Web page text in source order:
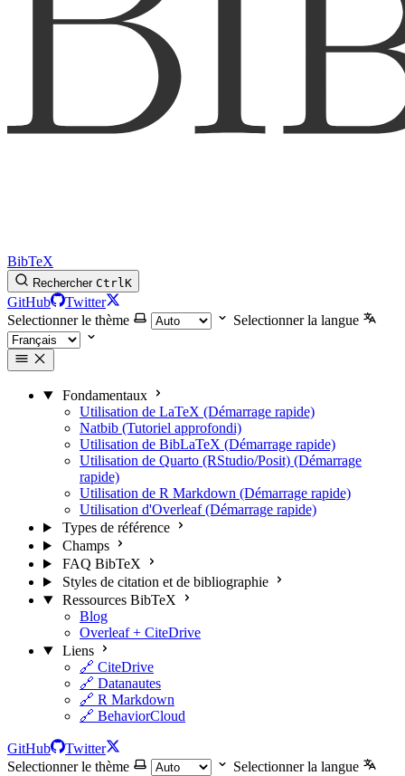
BibTeX
Rechercher CtrlK
GitHub
Twitter
Selectionner le thème
Selectionner la langue
Fondamentaux
Utilisation de LaTeX (Démarrage rapide)
Natbib (Tutoriel approfondi)
Utilisation de BibLaTeX (Démarrage rapide)
Utilisation de Quarto (RStudio/Posit) (Démarrage
rapide)
Utilisation de R Markdown (Démarrage rapide)
Utilisation d'Overleaf (Démarrage rapide)
Types de référence
Champs
FAQ BibTeX
Styles de citation et de bibliographie
Ressources BibTeX
Blog
Overleaf + CiteDrive
Liens
🔗 CiteDrive
🔗 Datanautes
🔗 R Markdown
🔗 BehaviorCloud
GitHub
Twitter
Selectionner le thème
Selectionner la langue